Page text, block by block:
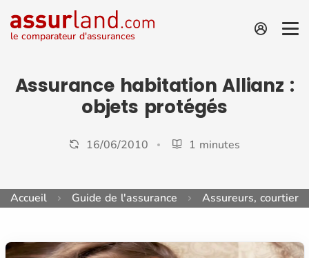
le comparateur d'assurances
Assurance habitation Allianz :
objets protégés
16/06/2010 1 minutes
Accueil Guide de l'assurance Assureurs,